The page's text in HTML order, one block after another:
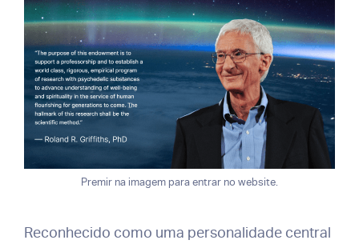
Premir na imagem para entrar no website.
Reconhecido como uma personalidade central